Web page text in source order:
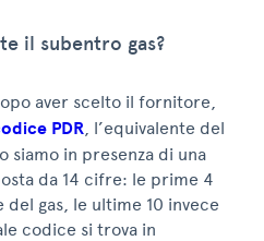
il subentro gas?
aver scelto il fornitore,
PDR, l’equivalente del
siamo in presenza di una
da 14 cifre: le prime 4
gas, le ultime 10 invece
codice si trova in